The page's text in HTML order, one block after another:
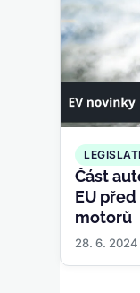
Část
EU
motorů
28. 6. 2024